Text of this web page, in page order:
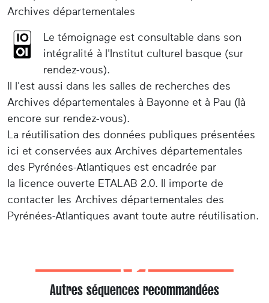
Archives départementales
Le témoignage est consultable dans son
intégralité à l'Institut culturel basque (sur
rendez-vous).
Il l'est aussi dans les salles de recherches des
Archives départementales à Bayonne et à Pau (là
encore sur rendez-vous).
La réutilisation des données publiques présentées
ici et conservées aux Archives départementales
des Pyrénées-Atlantiques est encadrée par
la licence ouverte ETALAB 2.0. Il importe de
contacter les Archives départementales des
Pyrénées-Atlantiques avant toute autre réutilisation.
Autres séquences recommandées